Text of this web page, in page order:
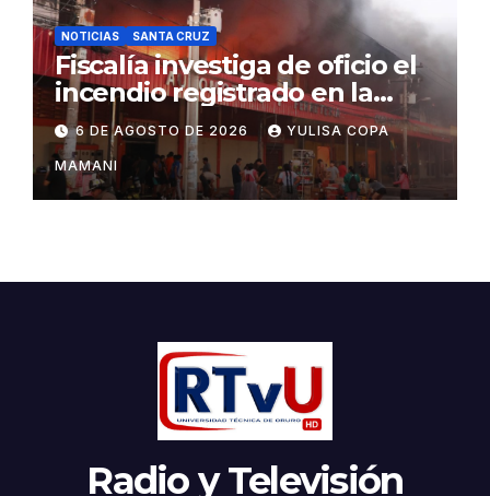
NOTICIAS SANTA CRUZ
Fiscalía investiga de oficio el
incendio registrado en la
feria Barrio Lindo
6 DE AGOSTO DE 2026 YULISA COPA
MAMANI
Radio y Televisión